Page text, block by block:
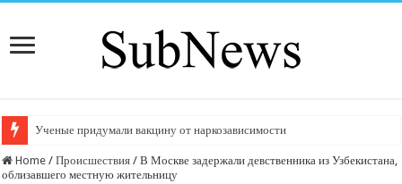
Ученые придумали вакцину от наркозависимости
Home / Происшествия / В Москве задержали девственника из Узбекистана,
облизавшего местную жительницу